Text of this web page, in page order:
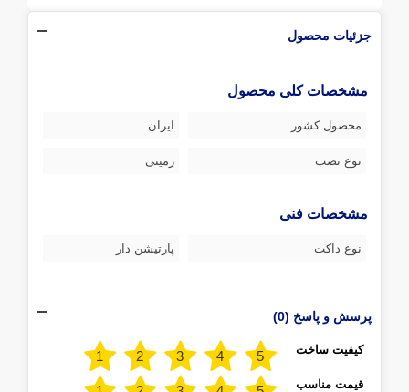
جزئیات محصول
مشخصات کلی محصول
محصول کشور ایران
نوع نصب زمینی
مشخصات فنی
نوع داکت پارتیشن دار
پرسش و پاسخ (0)
کیفیت ساخت
قیمت مناسب